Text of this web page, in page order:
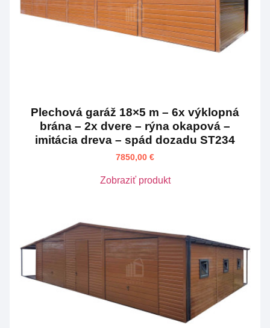
Plechová garáž 18×5 m – 6x výklopná
brána – 2x dvere – rýna okapová –
imitácia dreva – spád dozadu ST234
7850,00 €
Zobraziť produkt